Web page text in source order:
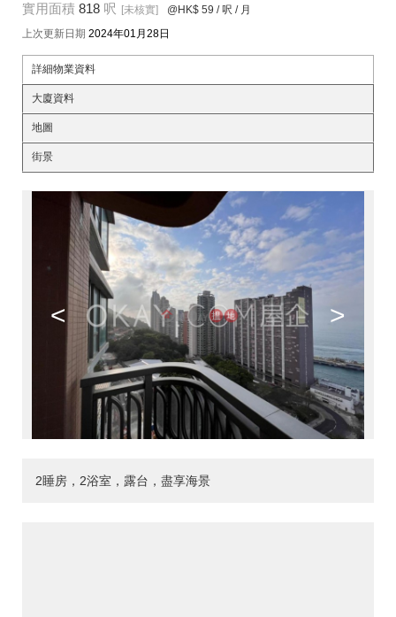
實用面積 818 呎 [未核實] @HK$ 59 / 呎 / 月
上次更新日期 2024年01月28日
詳細物業資料
大廈資料
地圖
街景
< >
2睡房，2浴室，露台，盡享海景